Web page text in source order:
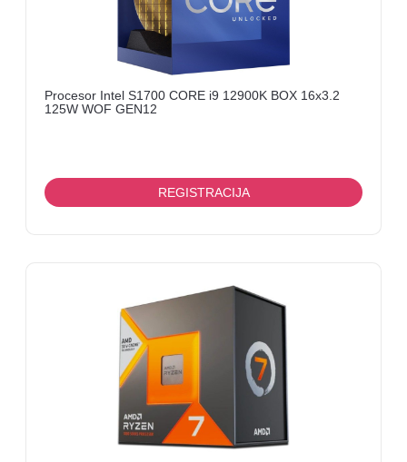
Procesor Intel S1700 CORE i9 12900K BOX 16x3.2
125W WOF GEN12
REGISTRACIJA